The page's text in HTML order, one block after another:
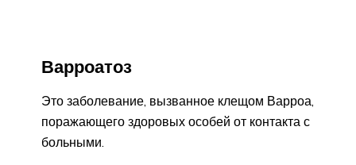
Варроатоз
Это заболевание, вызванное клещом Варроа,
поражающего здоровых особей от контакта с
больными.